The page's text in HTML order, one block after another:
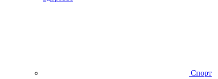
Спорт